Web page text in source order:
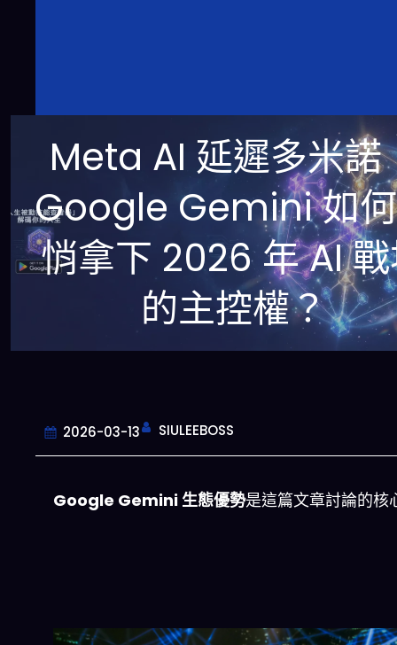
Meta AI 延遲多米諾
Google Gemini 如
悄拿下 2026 年 AI
的主控權？
2026-03-13 SIULEEBOSS
Google Gemini 生態優勢是這篇文章討論的核